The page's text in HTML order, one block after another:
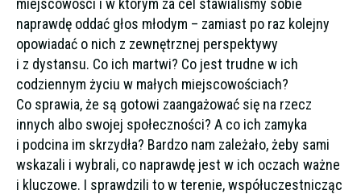
miejscowości i w którym za cel stawialiśmy sobie
naprawdę oddać głos młodym – zamiast po raz kolejny
opowiadać o nich z zewnętrznej perspektywy
i z dystansu. Co ich martwi? Co jest trudne w ich
codziennym życiu w małych miejscowościach?
Co sprawia, że są gotowi zaangażować się na rzecz
innych albo swojej społeczności? A co ich zamyka
i podcina im skrzydła? Bardzo nam zależało, żeby sami
wskazali i wybrali, co naprawdę jest w ich oczach ważne
i kluczowe. I sprawdzili to w terenie, współuczestnicząc